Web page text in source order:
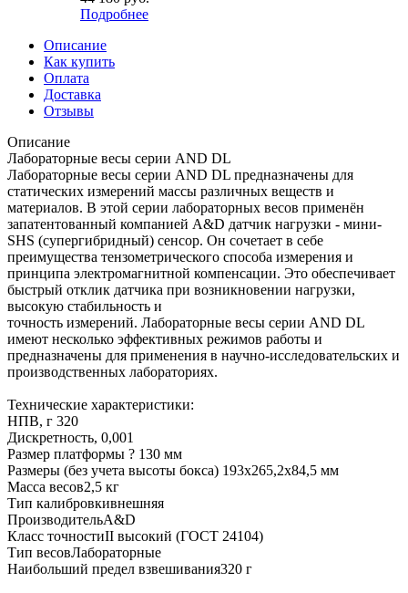
Подробнее
Описание
Как купить
Оплата
Доставка
Отзывы
Описание
Лабораторные весы серии AND DL
Лабораторные весы серии AND DL предназначены для
статических измерений массы различных веществ и
материалов. В этой серии лабораторных весов применён
запатентованный компанией A&D датчик нагрузки - мини-
SHS (супергибридный) сенсор. Он сочетает в себе
преимущества тензометрического способа измерения и
принципа электромагнитной компенсации. Это обеспечивает
быстрый отклик датчика при возникновении нагрузки,
высокую стабильность и
точность измерений. Лабораторные весы серии AND DL
имеют несколько эффективных режимов работы и
предназначены для применения в научно-исследовательских и
производственных лабораториях.
Технические характеристики:
НПВ, г 320
Дискретность, 0,001
Размер платформы ? 130 мм
Размеры (без учета высоты бокса) 193х265,2х84,5 мм
Масса весов2,5 кг
Тип калибровкивнешняя
ПроизводительA&D
Класс точностиII высокий (ГОСТ 24104)
Тип весовЛабораторные
Наибольший предел взвешивания320 г